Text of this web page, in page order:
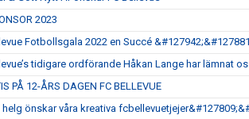
2023
Fotbollsgala 2022 en Succé
tidigare ordförande Håkan Lange har lämnat
PÅ 12-ÅRS DAGEN FC BELLEVUE
helg önskar våra kreativa